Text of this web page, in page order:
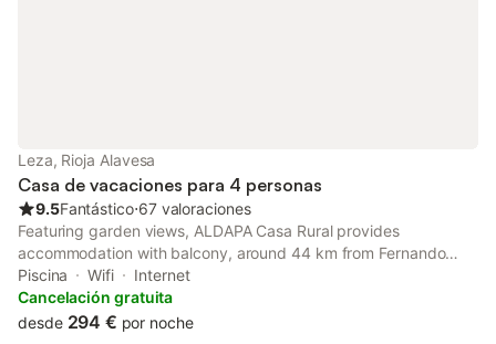
Leza, Rioja Alavesa
Casa de vacaciones para 4 personas
9.5Fantástico⋅67 valoraciones
Featuring garden views, ALDAPA Casa Rural provides
accommodation with balcony, around 44 km from Fernando
Buesa Arena. This holiday home features a private pool, a
garden and free private parking.
Piscina Wifi
Internet
Cancelación gratuita
desde 294 € por noche